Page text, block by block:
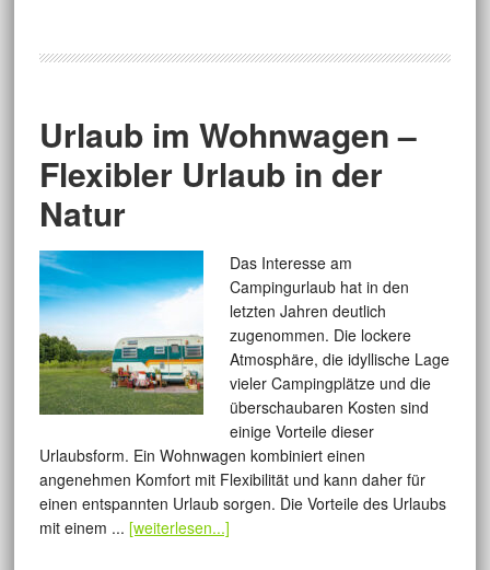
Urlaub im Wohnwagen –
Flexibler Urlaub in der
Natur
Das Interesse am
Campingurlaub hat in den
letzten Jahren deutlich
zugenommen. Die lockere
Atmosphäre, die idyllische Lage
vieler Campingplätze und die
überschaubaren Kosten sind
einige Vorteile dieser
Urlaubsform. Ein Wohnwagen kombiniert einen
angenehmen Komfort mit Flexibilität und kann daher für
einen entspannten Urlaub sorgen. Die Vorteile des Urlaubs
mit einem ... [weiterlesen...]